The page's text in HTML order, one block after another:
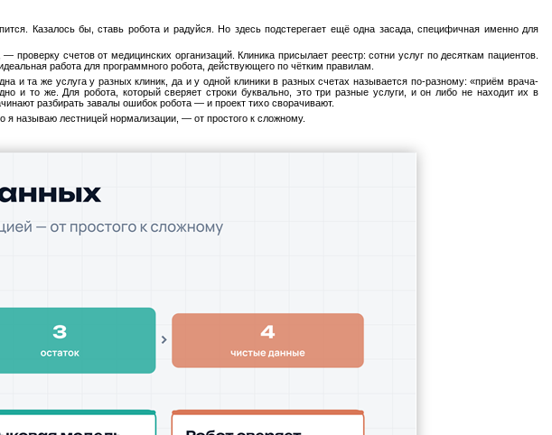
Казалось бы, ставь робота и радуйся. Но здесь подстерегает ещё одна засада, специфичная именно для
счетов от медицинских организаций. Клиника присылает реестр: сотни услуг по десяткам пациентов.
работа для программного робота, действующего по чётким правилам.
та же услуга у разных клиник, да и у одной клиники в разных счетах называется по-разному: «приём врача-
и то же. Для робота, который сверяет строки буквально, это три разные услуги, и он либо не находит их в
разбирать завалы ошибок робота — и проект тихо сворачивают.
называю лестницей нормализации, — от простого к сложному.